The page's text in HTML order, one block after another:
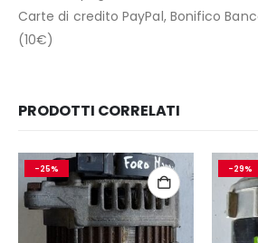
Carte di credito PayPal, Bonifico
(10€)
PRODOTTI CORRELATI
-25% -29%